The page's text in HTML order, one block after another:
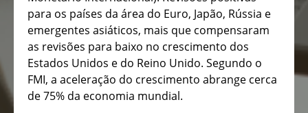
para os países da área do Euro, Japão, Rússia e
emergentes asiáticos, mais que compensaram
as revisões para baixo no crescimento dos
Estados Unidos e do Reino Unido. Segundo o
FMI, a aceleração do crescimento abrange cerca
de 75% da economia mundial.